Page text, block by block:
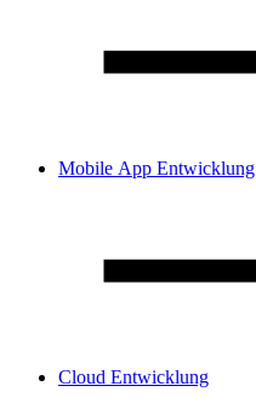
Mobile App Entwicklung
Cloud Entwicklung